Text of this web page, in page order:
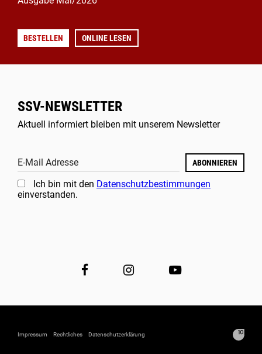
BESTELLEN ONLINE LESEN
SSV-NEWSLETTER
Aktuell informiert bleiben mit unserem Newsletter
E-Mail Adresse ABONNIEREN
Ich bin mit den Datenschutzbestimmungen
einverstanden.
Impressum Rechtliches Datenschutzerklärung